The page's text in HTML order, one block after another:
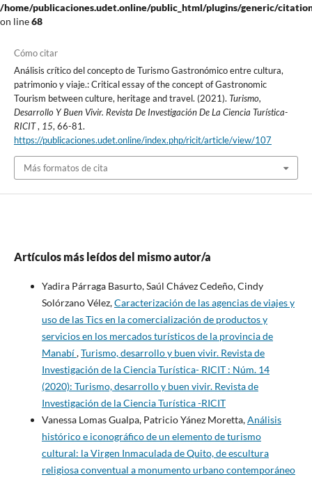
/home/publicaciones.udet.online/public_html/plugins/generic/
on line68
Cómo citar
Análisis crítico del concepto de Turismo Gastronómico entre cultura,
patrimonio y viaje.: Critical essay of the concept of Gastronomic
Tourism between culture, heritage and travel. (2021). Turismo,
Desarrollo Y Buen Vivir. Revista De Investigación De La Ciencia Turística-
RICIT, 15, 66-81.
https://publicaciones.udet.online/index.php/ricit/article/view/107
Más formatos de cita
Artículos más leídos del mismo autor/a
Yadira Párraga Basurto, Saúl Chávez Cedeño, Cindy
Solórzano Vélez,Caracterización de las agencias de viajes y
uso de las Tics en la comercialización de productos y
servicios en los mercados turísticos de la provincia de
Manabí,Turismo, desarrollo y buen vivir. Revista de
Investigación de la Ciencia Turística- RICIT : Núm. 14
(2020): Turismo, desarrollo y buen vivir. Revista de
Investigación de la Ciencia Turística -RICIT
Vanessa Lomas Gualpa, Patricio Yánez Moretta,Análisis
histórico e iconográfico de un elemento de turismo
cultural: la Virgen Inmaculada de Quito, de escultura
religiosa conventual a monumento urbano contemporáneo